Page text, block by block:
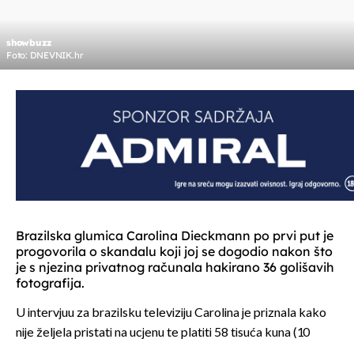
showbuzz
Foto: DNEVNIK.hr
Brazilska glumica Carolina Dieckmann po prvi put je
progovorila o skandalu koji joj se dogodio nakon što
je s njezina privatnog računala hakirano 36 golišavih
fotografija.
U intervjuu za brazilsku televiziju Carolina je priznala kako
nije željela pristati na ucjenu te platiti 58 tisuća kuna (10